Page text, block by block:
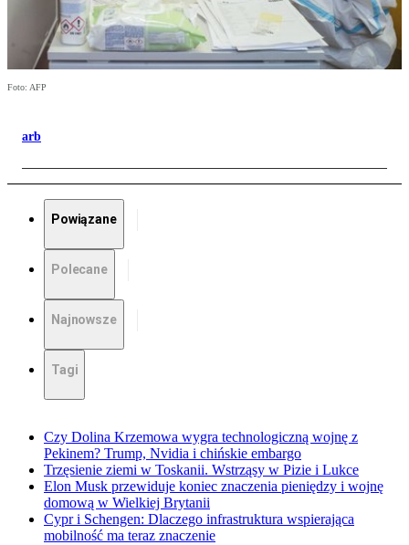
Foto: AFP
arb
Powiązane
Polecane
Najnowsze
Tagi
Czy Dolina Krzemowa wygra technologiczną wojnę z
Pekinem? Trump, Nvidia i chińskie embargo
Trzęsienie ziemi w Toskanii. Wstrząsy w Pizie i Lukce
Elon Musk przewiduje koniec znaczenia pieniędzy i wojnę
domową w Wielkiej Brytanii
Cypr i Schengen: Dlaczego infrastruktura wspierająca
mobilność ma teraz znaczenie